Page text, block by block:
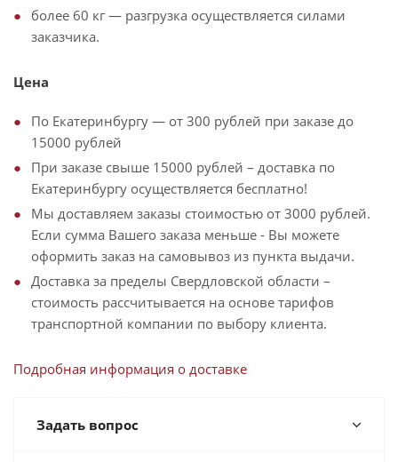
более 60 кг — разгрузка осуществляется силами
заказчика.
Цена
По Екатеринбургу — от 300 рублей при заказе до
15000 рублей
При заказе свыше 15000 рублей – доставка по
Екатеринбургу осуществляется бесплатно!
Мы доставляем заказы стоимостью от 3000 рублей.
Если сумма Вашего заказа меньше - Вы можете
оформить заказ на самовывоз из пункта выдачи.
Доставка за пределы Свердловской области –
стоимость рассчитывается на основе тарифов
транспортной компании по выбору клиента.
Подробная информация о доставке
Задать вопрос